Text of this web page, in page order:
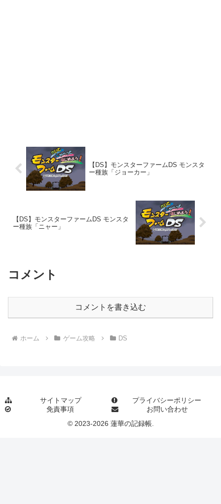
【DS】モンスターファームDS モンスタ
ー種族「ジョーカー」
【DS】モンスターファームDS モンスタ
ー種族「ニャー」
コメント
コメントを書き込む
ホーム ゲーム攻略 DS
サイトマップ
プライバシーポリシー
免責事項
お問い合わせ
© 2023-2026 蓮華の記録帳.